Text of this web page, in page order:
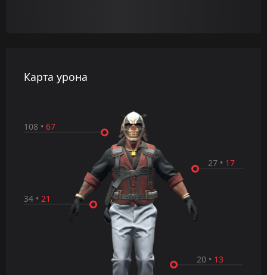
Карта урона
20 • 13
34 • 21
27• 17
108 • 67